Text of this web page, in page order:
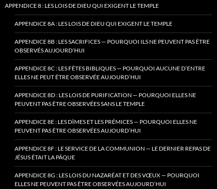
APPENDICE 8 : LES LOIS DE DIEU QUI EXIGENT LE TEMPLE
APPENDICE 8A : LES LOIS DE DIEU QUI EXIGENT LE TEMPLE
APPENDICE 8B : LES SACRIFICES — POURQUOI ILS NE PEUVENT PAS ÊTRE
OBSERVÉS AUJOURD’HUI
APPENDICE 8C : LES FÊTES BIBLIQUES — POURQUOI AUCUNE D’ENTRE
ELLES NE PEUT ÊTRE OBSERVÉE AUJOURD’HUI
APPENDICE 8D : LES LOIS DE PURIFICATION — POURQUOI ELLES NE
PEUVENT PAS ÊTRE OBSERVÉES SANS LE TEMPLE
APPENDICE 8E : LES DÎMES ET LES PRÉMICES — POURQUOI ELLES NE
PEUVENT PAS ÊTRE OBSERVÉES AUJOURD’HUI
APPENDICE 8F : LE SERVICE DE LA COMMUNION — LE DERNIER REPAS DE
JÉSUS ÉTAIT LA PÂQUE
APPENDICE 8G : LES LOIS DU NAZARÉAT ET DES VŒUX — POURQUOI
ELLES NE PEUVENT PAS ÊTRE OBSERVÉES AUJOURD’HUI